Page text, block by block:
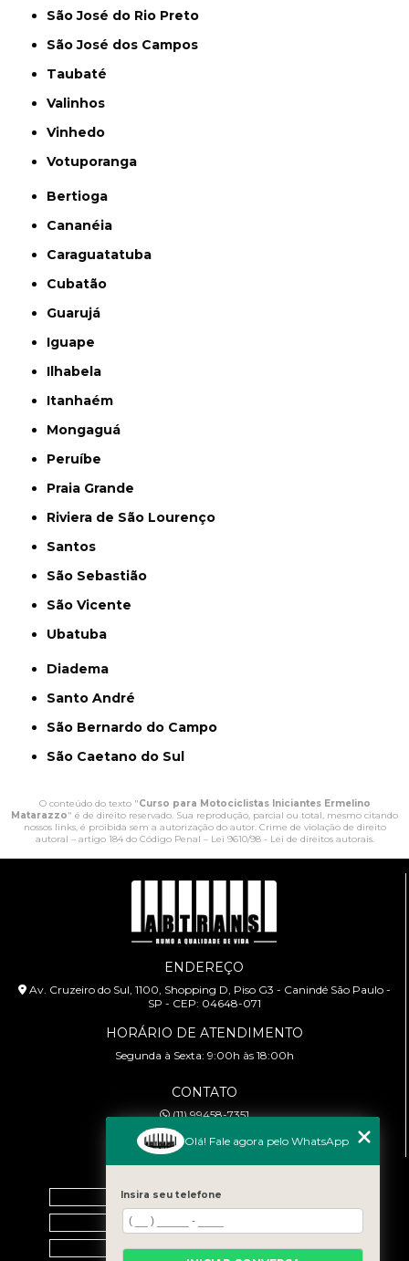
São José do Rio Preto
São José dos Campos
Taubaté
Valinhos
Vinhedo
Votuporanga
Bertioga
Cananéia
Caraguatatuba
Cubatão
Guarujá
Iguape
Ilhabela
Itanhaém
Mongaguá
Peruíbe
Praia Grande
Riviera de São Lourenço
Santos
São Sebastião
São Vicente
Ubatuba
Diadema
Santo André
São Bernardo do Campo
São Caetano do Sul
O conteúdo do texto "Curso para Motociclistas Iniciantes Ermelino
Matarazzo" é de direito reservado. Sua reprodução, parcial ou total, mesmo citando
nossos links, é proibida sem a autorização do autor. Crime de violação de direito
autoral – artigo 184 do Código Penal – Lei 9610/98 - Lei de direitos autorais.
ENDEREÇO
Av. Cruzeiro do Sul, 1100, Shopping D, Piso G3 - Canindé São Paulo -
SP - CEP: 04648-071
HORÁRIO DE ATENDIMENTO
Segunda à Sexta: 9:00h às 18:00h
CONTATO
(11) 99458-7351
cursoabtrans@gmail.com
Home
Empresa
Galeria
Olá! Fale agora pelo WhatsApp
Insira seu telefone